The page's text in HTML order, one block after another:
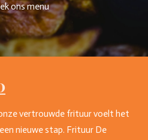
ons menu
vertrouwde frituur voelt het
nieuwe stap. Frituur De